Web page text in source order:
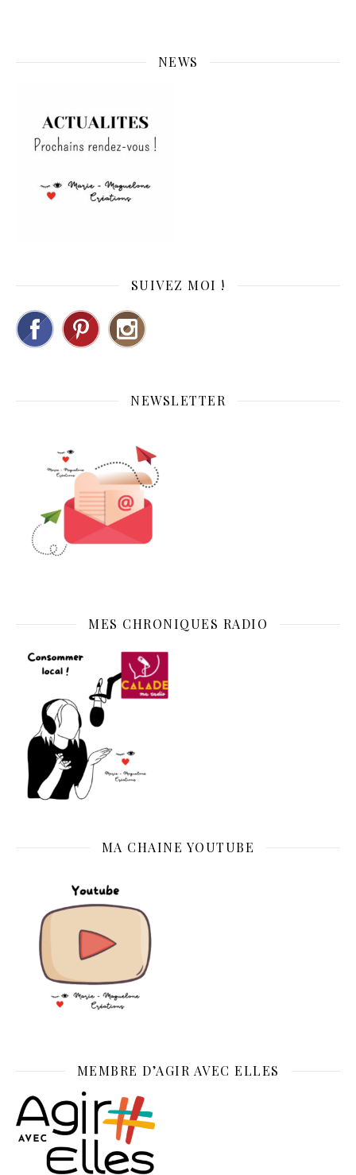
NEWS
SUIVEZ MOI !
NEWSLETTER
MES CHRONIQUES RADIO
MA CHAINE YOUTUBE
MEMBRE D’AGIR AVEC ELLES